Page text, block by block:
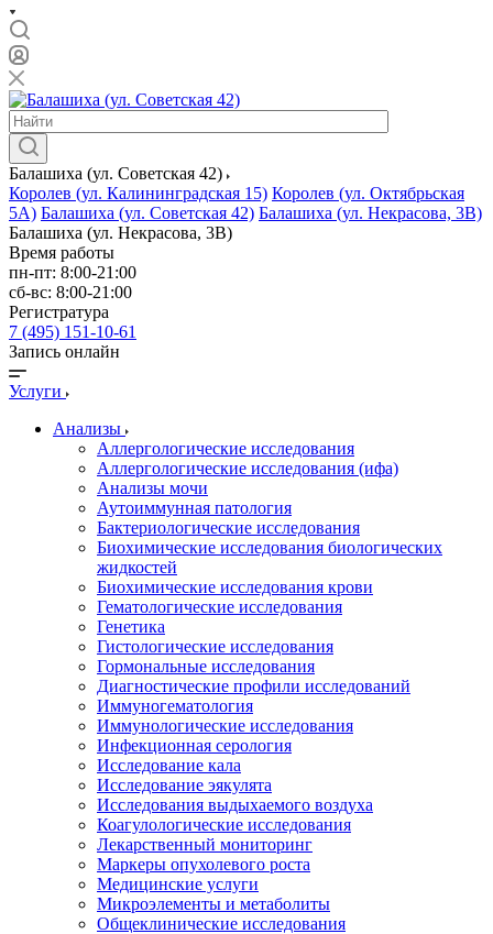
Балашиха (ул. Советская 42)
Королев (ул. Калининградская 15) Королев (ул. Октябрьская
5А) Балашиха (ул. Советская 42) Балашиха (ул. Некрасова, 3В)
Балашиха (ул. Некрасова, 3В)
Время работы
пн-пт: 8:00-21:00
сб-вс: 8:00-21:00
Регистратура
7 (495) 151-10-61
Запись онлайн
Услуги
Анализы
Аллергологические исследования
Аллергологические исследования (ифа)
Анализы мочи
Аутоиммунная патология
Бактериологические исследования
Биохимические исследования биологических
жидкостей
Биохимические исследования крови
Гематологические исследования
Генетика
Гистологические исследования
Гормональные исследования
Диагностические профили исследований
Иммуногематология
Иммунологические исследования
Инфекционная серология
Исследование кала
Исследование эякулята
Исследования выдыхаемого воздуха
Коагулологические исследования
Лекарственный мониторинг
Маркеры опухолевого роста
Медицинские услуги
Микроэлементы и метаболиты
Общеклинические исследования